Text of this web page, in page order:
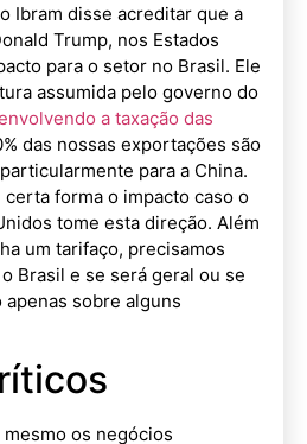
Ibram disse acreditar que a
Trump, nos Estados
para o setor no Brasil. Ele
assumida pelo governo do
a taxação das
das nossas exportações são
para a China.
forma o impacto caso o
tome esta direção. Além
um tarifaço, precisamos
Brasil e se será geral ou se
sobre alguns
os negócios